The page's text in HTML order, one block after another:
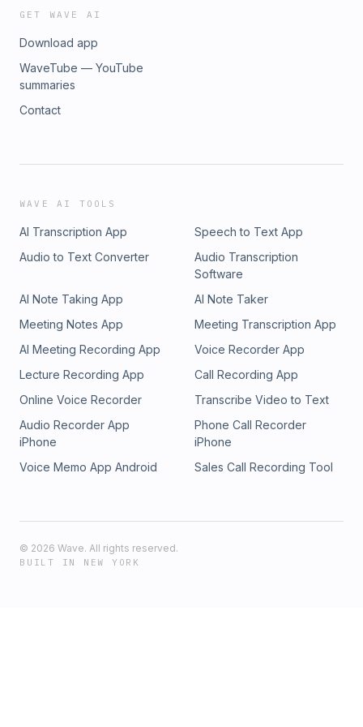
GET WAVE AI
Download app
WaveTube — YouTube
summaries
Contact
WAVE AI TOOLS
AI Transcription App
Speech to Text App
Audio to Text Converter
Audio Transcription
Software
AI Note Taking App
AI Note Taker
Meeting Notes App
Meeting Transcription App
AI Meeting Recording App
Voice Recorder App
Lecture Recording App
Call Recording App
Online Voice Recorder
Transcribe Video to Text
Audio Recorder App
iPhone
Phone Call Recorder
iPhone
Voice Memo App Android
Sales Call Recording Tool
© 2026 Wave. All rights reserved.
BUILT IN NEW YORK